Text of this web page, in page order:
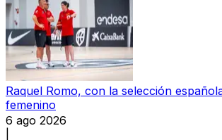
Raquel Romo, con la selección
femenino
6 ago 2026